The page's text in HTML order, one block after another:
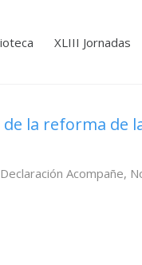
XLIII Jornadas
la reforma de
Acompañe,